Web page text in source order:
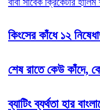
কিংসের কাঁধে ১২
শেষ রাতে কেউ কাঁদে,
ব্যাটিং ব্যর্থতা হার